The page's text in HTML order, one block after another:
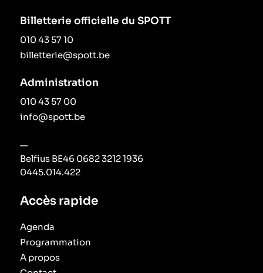
Accès rapide
Agenda
Programmation
A propos
Billetterie officielle du SPOTT
010 43 57 10
billetterie@spott.be
Administration
010 43 57 00
info@spott.be
—
Belfius BE46 0682 3212 1936
0445.014.422